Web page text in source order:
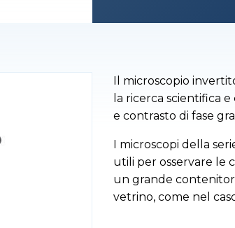
Il microscopio
la ricerca scientifica
e contrasto di fase
I microscopi della
utili per osservare le
un grande
vetrino, come nel